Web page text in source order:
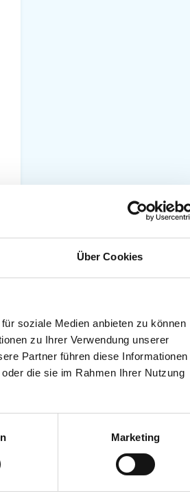
Über Cookies
soziale Medien anbieten zu können
zu Ihrer Verwendung unserer
Partner führen diese Informationen
die sie im Rahmen Ihrer Nutzung
Marketing